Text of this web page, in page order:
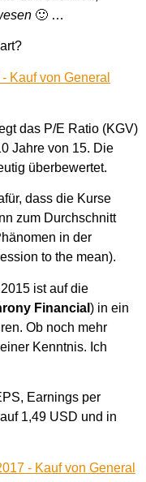
🙂 …
das P/E Ratio (KGV)
Jahre von 15. Die
überbewertet.
dass die Kurse
zum Durchschnitt
in der
to the mean).
ist auf die
Financial ) in ein
Ob noch mehr
Kenntnis. Ich
Earnings per
1,49 USD und in